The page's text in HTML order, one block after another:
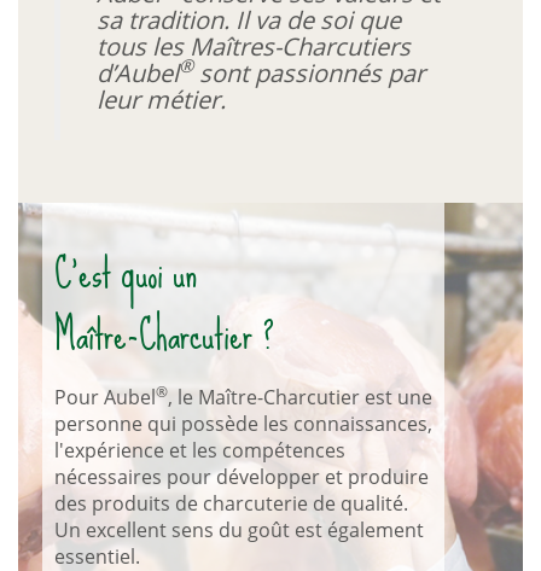
sa tradition. Il va de soi que
tous les Maîtres-Charcutiers
d’Aubel®sont passionnés par
leur métier.
C’est quoi un
Maître-Charcutier ?
Pour Aubel®, le Maître-Charcutier est une
personne qui possède les connaissances,
l'expérience et les compétences
nécessaires pour développer et produire
des produits de charcuterie de qualité.
Un excellent sens du goût est également
essentiel.